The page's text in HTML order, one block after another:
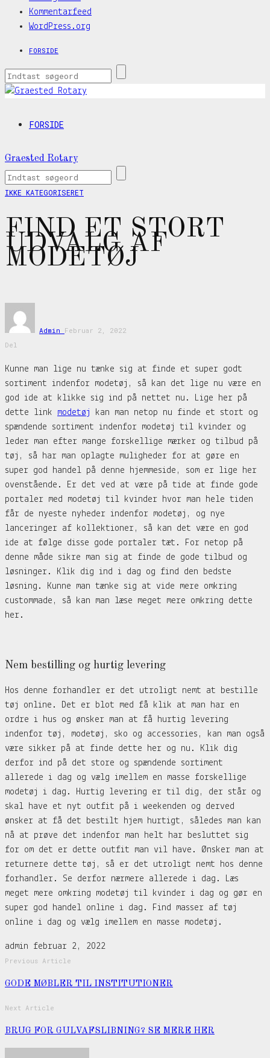
Kommentarfeed
WordPress.org
FORSIDE
FORSIDE
Graested Rotary
IKKE KATEGORISERET
FIND ET STORT
UDVALG AF
MODETØJ
Admin Februar 2, 2022
Del
Kunne man lige nu tænke sig at finde et super godt
sortiment indenfor modetøj, så kan det lige nu være en
god ide at klikke sig ind på nettet nu. Lige her på
dette link modetøj
kan man netop nu finde et stort og
spændende sortiment indenfor modetøj til kvinder og
leder man efter mange forskellige mærker og tilbud på
tøj, så har man oplagte muligheder for at gøre en
super god handel på denne hjemmeside, som er lige her
ovenstående. Er det ved at være på tide at finde gode
portaler med modetøj til kvinder hvor man hele tiden
får de nyeste nyheder indenfor modetøj, og nye
lanceringer af kollektioner, så kan det være en god
ide at følge disse gode portaler tæt. For netop på
denne måde sikre man sig at finde de gode tilbud og
løsninger. Klik dig ind i dag og find den bedste
løsning. Kunne man tænke sig at vide mere omkring
custommade, så kan man læse meget mere omkring dette
her.
Nem bestilling og hurtig levering
Hos denne forhandler er det utroligt nemt at bestille
tøj online. Det er blot med få klik at man har en
ordre i hus og ønsker man at få hurtig levering
indenfor tøj, modetøj, sko og accessories, kan man også
være sikker på at finde dette her og nu. Klik dig
derfor ind på det store og spændende sortiment
allerede i dag og vælg imellem en masse forskellige
modetøj i dag. Hurtig levering er til dig, der står og
skal have et nyt outfit på i weekenden og derved
ønsker at få det bestilt hjem hurtigt, således man kan
nå at prøve det indenfor man helt har besluttet sig
for om det er dette outfit man vil have. Ønsker man at
returnere dette tøj, så er det utroligt nemt hos denne
forhandler. Se derfor nærmere allerede i dag. Læs
meget mere omkring modetøj til kvinder i dag og gør en
super god handel online i dag. Find masser af tøj
online i dag og vælg imellem en masse modetøj.
admin februar 2, 2022
Previous Article
GODE MØBLER TIL INSTITUTIONER
Next Article
BRUG FOR GULVAFSLIBNING? SE MERE HER